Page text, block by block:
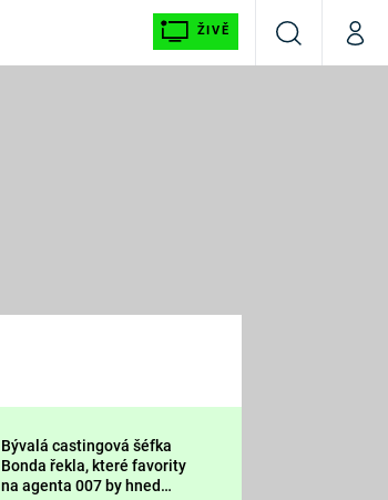
ŽIVĚ
VyhledáváníMůj
Prima LAJK
Sledujte nás
Bývalá castingová šéfka
Bonda řekla, které favority
na agenta 007 by hned